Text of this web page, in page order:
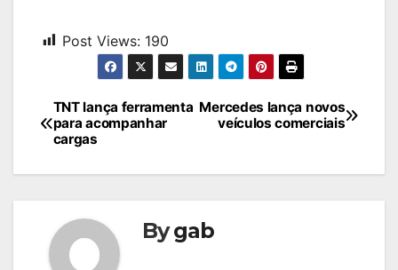
Post Views: 190
Navegação
de
Mercedes lança novos
veículos comerciais
TNT lança ferramenta
para acompanhar
cargas
Bygab